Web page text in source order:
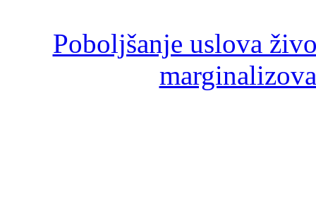
Poboljšanje uslova